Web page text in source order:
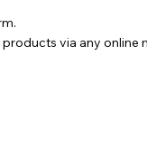
via any online